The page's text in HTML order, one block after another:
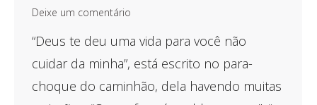
Deixe um comentário
“Deus te deu uma vida para você não
cuidar da minha”, está escrito no para-
choque do caminhão, dela havendo muitas